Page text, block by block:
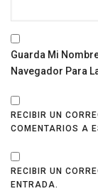
Guarda Mi
Navegador Para
RECIBIR UN
COMENTARIOS A
RECIBIR UN
ENTRADA.